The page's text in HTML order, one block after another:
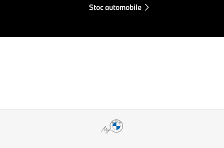
Stoc automobile